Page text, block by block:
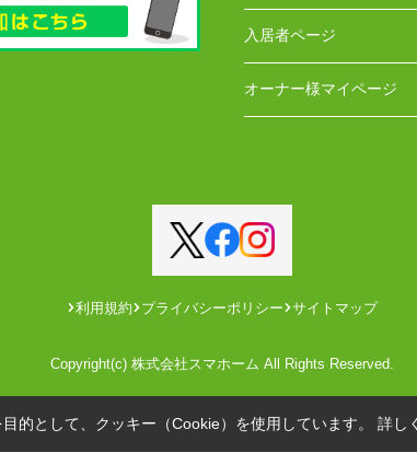
入居者ページ
オーナー様マイページ
利用規約 プライバシーポリシー サイトマップ
Copyright(c) 株式会社スマホーム All Rights Reserved.
的として、クッキー（Cookie）を使用しています。 詳し